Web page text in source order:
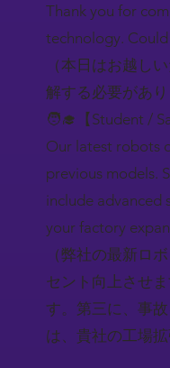
Thank you for
technology.
（本日はお越し
解する必要があ
🧑‍🎓【Student /
Our latest robots
previous models.
include advanced
your factory
（弊社の最新ロ
セント向上させ
す。第三に、事
は、貴社の工場